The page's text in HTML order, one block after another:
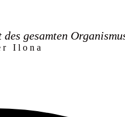
gesamten
r I l o n a